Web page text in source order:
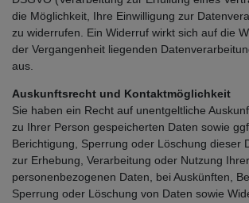
die Möglichkeit, Ihre Einwilligung zur
zu widerrufen. Ein Widerruf wirkt sich auf die
der Vergangenheit liegenden
aus.
Auskunftsrecht und Kontaktmöglichkeit
Sie haben ein Recht auf unentgeltliche
zu Ihrer Person gespeicherten Daten sowie
Berichtigung, Sperrung oder Löschung dieser
zur Erhebung, Verarbeitung oder Nutzung Ihrer
personenbezogenen Daten, bei Auskünften,
Sperrung oder Löschung von Daten sowie